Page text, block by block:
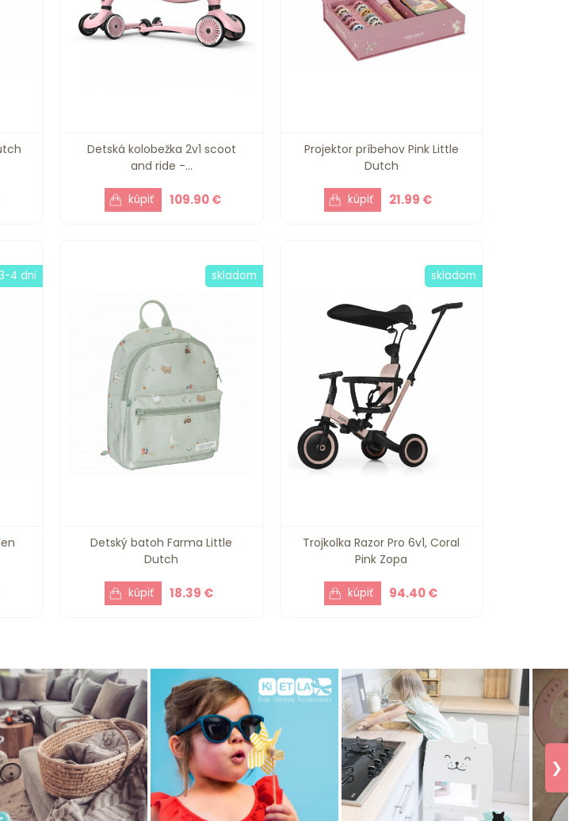
Detská kolobežka 2v1 scoot
and ride -...
109.90 €
Projektor príbehov Pink Little
Dutch
21.99 €
4 dni
Detský batoh Farma Little
Dutch
18.39 €
skladom
Trojkolka Razor Pro 6v1, Coral
Pink Zopa
94.40 €
skladom
❯